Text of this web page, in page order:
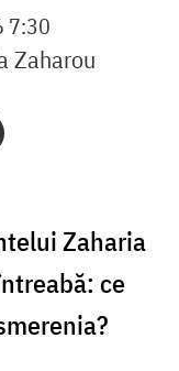
7:30
Zaharou
Zaharia
ce